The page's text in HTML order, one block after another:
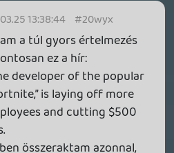
az, hogy a
oknak a
szót sem ejtenek,
visszahozni.
még szipolyozni